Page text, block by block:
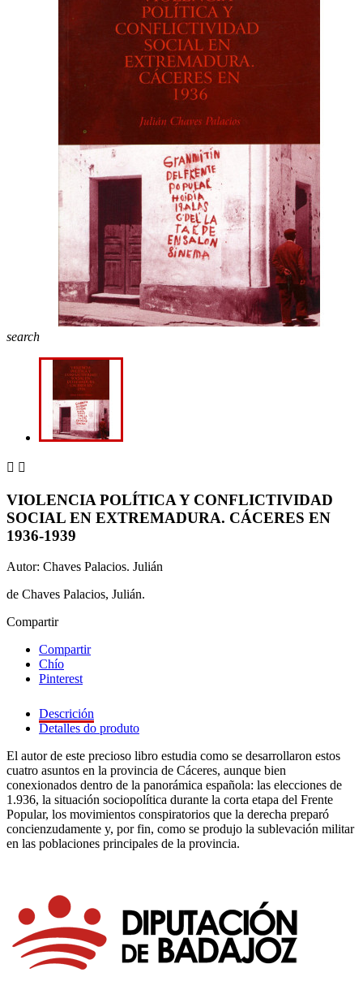
search
 
VIOLENCIA POLÍTICA Y CONFLICTIVIDAD
SOCIAL EN EXTREMADURA. CÁCERES EN
1936-1939
Autor: Chaves Palacios. Julián
de Chaves Palacios, Julián.
Compartir
Compartir
Chío
Pinterest
Descrición
Detalles do produto
El autor de este precioso libro estudia como se desarrollaron estos
cuatro asuntos en la provincia de Cáceres, aunque bien
conexionados dentro de la panorámica española: las elecciones de
1.936, la situación sociopolítica durante la corta etapa del Frente
Popular, los movimientos conspiratorios que la derecha preparó
concienzudamente y, por fin, como se produjo la sublevación militar
en las poblaciones principales de la provincia.